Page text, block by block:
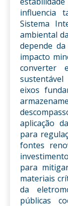
influencia
Sistema
ambiental
depende
impacto
converter
eixos
aplicação
para
fontes
para
materiais
da
públicas